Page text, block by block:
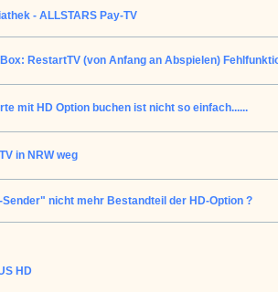
- ALLSTARS Pay-TV
RestartTV (von Anfang an Abspielen)
mit HD Option buchen ist nicht so einfach......
in NRW weg
nicht mehr Bestandteil der HD-Option ?
HD